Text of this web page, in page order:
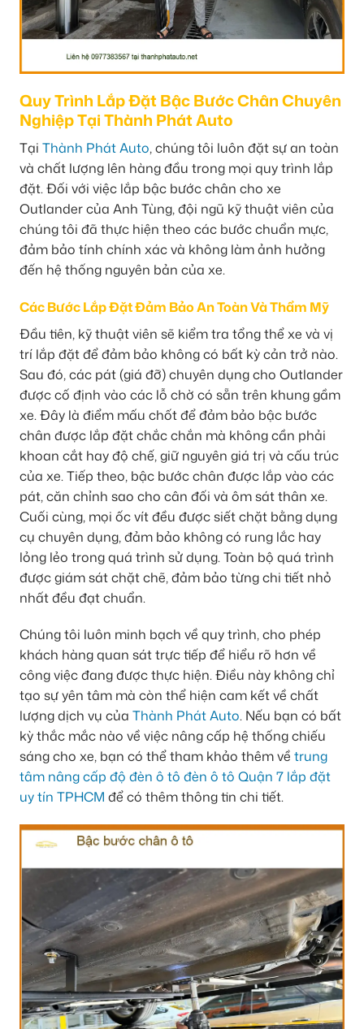
Quy Trình Lắp Đặt Bậc Bước Chân Chuyên
Nghiệp Tại Thành Phát Auto
Tại Thành Phát Auto, chúng tôi luôn đặt sự an toàn
và chất lượng lên hàng đầu trong mọi quy trình lắp
đặt. Đối với việc lắp bậc bước chân cho xe
Outlander của Anh Tùng, đội ngũ kỹ thuật viên của
chúng tôi đã thực hiện theo các bước chuẩn mực,
đảm bảo tính chính xác và không làm ảnh hưởng
đến hệ thống nguyên bản của xe.
Các Bước Lắp Đặt Đảm Bảo An Toàn Và Thẩm Mỹ
Đầu tiên, kỹ thuật viên sẽ kiểm tra tổng thể xe và vị
trí lắp đặt để đảm bảo không có bất kỳ cản trở nào.
Sau đó, các pát (giá đỡ) chuyên dụng cho Outlander
được cố định vào các lỗ chờ có sẵn trên khung gầm
xe. Đây là điểm mấu chốt để đảm bảo bậc bước
chân được lắp đặt chắc chắn mà không cần phải
khoan cắt hay độ chế, giữ nguyên giá trị và cấu trúc
của xe. Tiếp theo, bậc bước chân được lắp vào các
pát, căn chỉnh sao cho cân đối và ôm sát thân xe.
Cuối cùng, mọi ốc vít đều được siết chặt bằng dụng
cụ chuyên dụng, đảm bảo không có rung lắc hay
lỏng lẻo trong quá trình sử dụng. Toàn bộ quá trình
được giám sát chặt chẽ, đảm bảo từng chi tiết nhỏ
nhất đều đạt chuẩn.
Chúng tôi luôn minh bạch về quy trình, cho phép
khách hàng quan sát trực tiếp để hiểu rõ hơn về
công việc đang được thực hiện. Điều này không chỉ
tạo sự yên tâm mà còn thể hiện cam kết về chất
lượng dịch vụ của Thành Phát Auto. Nếu bạn có bất
kỳ thắc mắc nào về việc nâng cấp hệ thống chiếu
sáng cho xe, bạn có thể tham khảo thêm về trung
tâm nâng cấp độ đèn ô tô đèn ô tô Quận 7 lắp đặt
uy tín TPHCM để có thêm thông tin chi tiết.